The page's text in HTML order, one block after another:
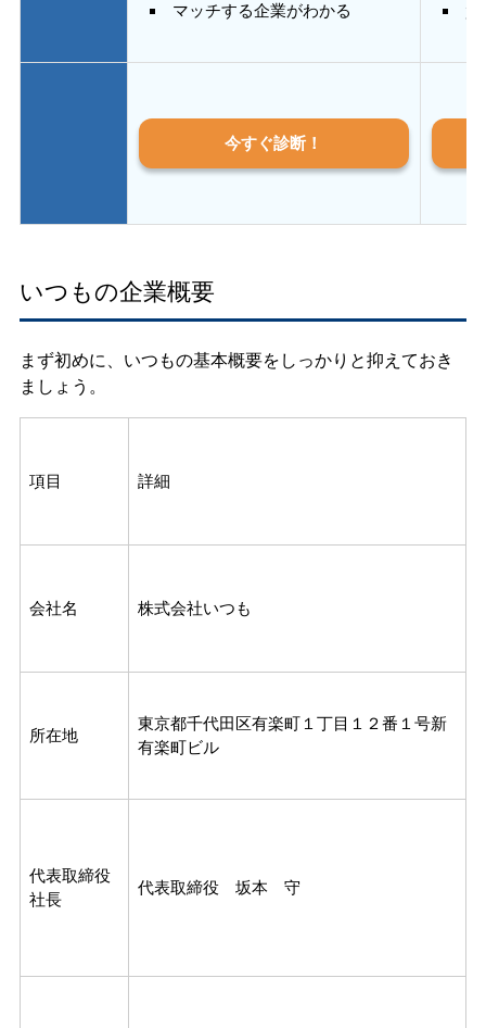
マッチする企業がわかる
質
今すぐ診断！
いつもの企業概要
まず初めに、いつもの基本概要をしっかりと抑えておき
ましょう。
項目 詳細
会社名 株式会社いつも
所在地
東京都千代田区有楽町１丁目１２番１号新
有楽町ビル
代表取締役
社長
代表取締役 坂本 守